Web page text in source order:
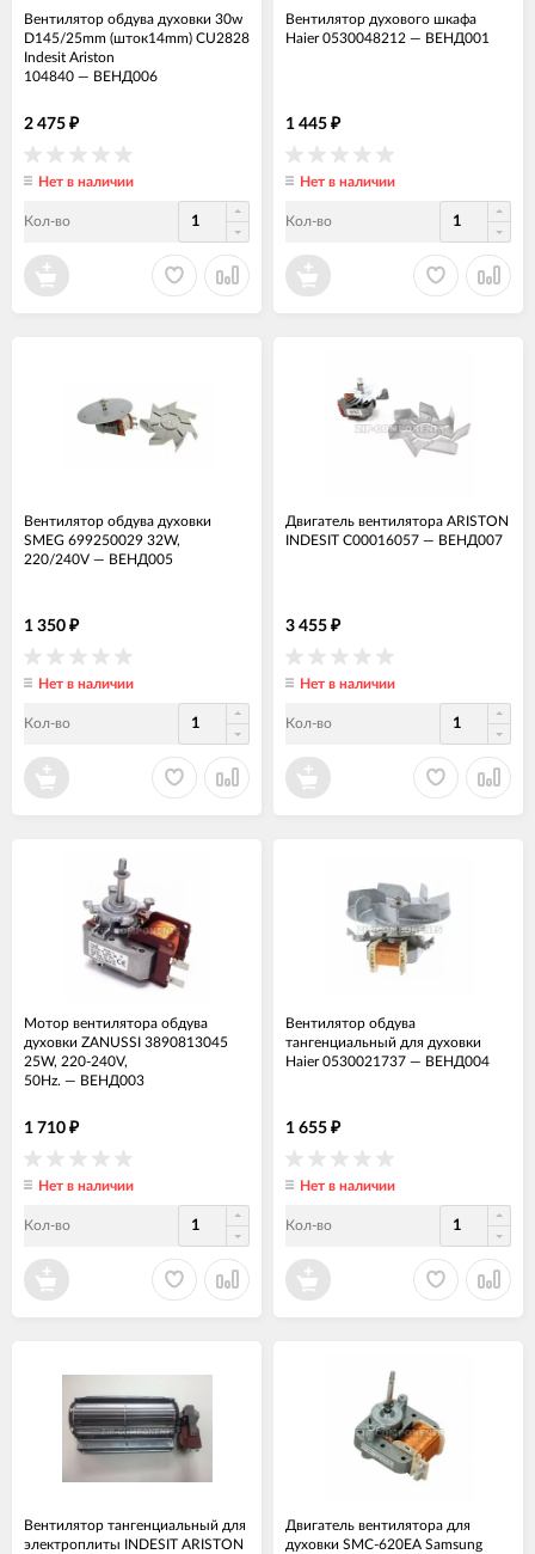
Вентилятор обдува духовки 30w
D145/25mm (шток14mm) CU2828
Indesit Ariston
104840 — ВЕНД006
2 475 ₽
Нет в наличии
Кол-во
Вентилятор духового шкафа
Haier 0530048212 — ВЕНД001
1 445 ₽
Нет в наличии
Кол-во
Вентилятор обдува духовки
SMEG 699250029 32W,
220/240V — ВЕНД005
1 350 ₽
Нет в наличии
Кол-во
Двигатель вентилятора ARISTON
INDESIT C00016057 — ВЕНД007
3 455 ₽
Нет в наличии
Кол-во
Мотор вентилятора обдува
духовки ZANUSSI 3890813045
25W, 220-240V,
50Hz. — ВЕНД003
1 710 ₽
Нет в наличии
Кол-во
Вентилятор обдува
тангенциальный для духовки
Haier 0530021737 — ВЕНД004
1 655 ₽
Нет в наличии
Кол-во
Вентилятор тангенциальный для
электроплиты INDESIT ARISTON
Двигатель вентилятора для
духовки SMC-620EA Samsung